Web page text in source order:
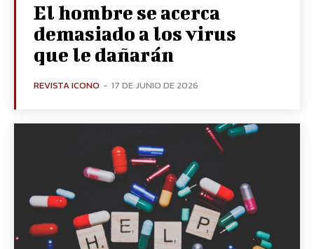
El hombre se acerca
demasiado a los virus
que le dañarán
REVISTA ICONO - 17 DE JUNIO DE 2026